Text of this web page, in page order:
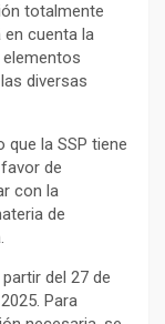
totalmente
en cuenta la
diversas
la SSP tiene
de
con la
de
del 27 de
Para